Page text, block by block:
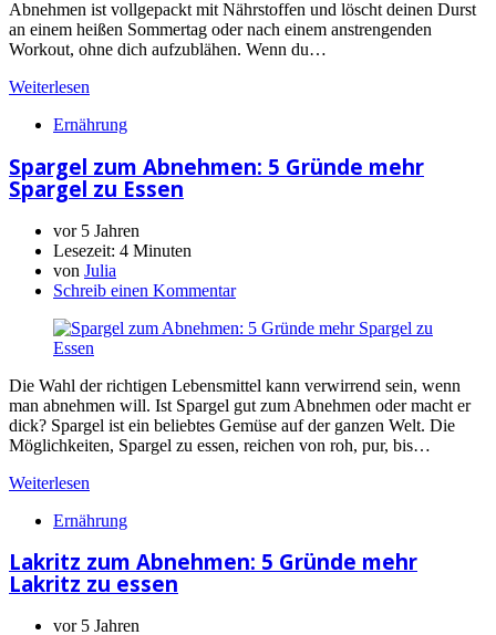
Abnehmen ist vollgepackt mit Nährstoffen und löscht deinen Durst
an einem heißen Sommertag oder nach einem anstrengenden
Workout, ohne dich aufzublähen. Wenn du…
Weiterlesen
Ernährung
Spargel zum Abnehmen: 5 Gründe mehr
Spargel zu Essen
vor 5 Jahren
Lesezeit: 4 Minuten
von Julia
Schreib einen Kommentar
Die Wahl der richtigen Lebensmittel kann verwirrend sein, wenn
man abnehmen will. Ist Spargel gut zum Abnehmen oder macht er
dick? Spargel ist ein beliebtes Gemüse auf der ganzen Welt. Die
Möglichkeiten, Spargel zu essen, reichen von roh, pur, bis…
Weiterlesen
Ernährung
Lakritz zum Abnehmen: 5 Gründe mehr
Lakritz zu essen
vor 5 Jahren